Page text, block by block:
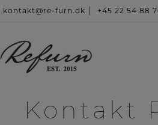
Hop
kontakt@re-furn.dk +45 22 54 88
Kontakt